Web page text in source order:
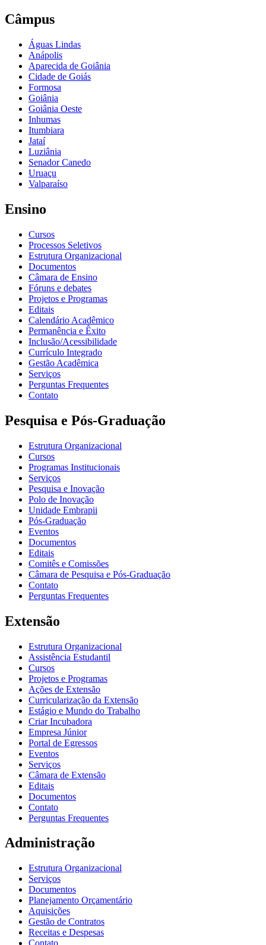
Câmpus
Águas Lindas
Anápolis
Aparecida de Goiânia
Cidade de Goiás
Formosa
Goiânia
Goiânia Oeste
Inhumas
Itumbiara
Jataí
Luziânia
Senador Canedo
Uruaçu
Valparaíso
Ensino
Cursos
Processos Seletivos
Estrutura Organizacional
Documentos
Câmara de Ensino
Fóruns e debates
Projetos e Programas
Editais
Calendário Acadêmico
Permanência e Êxito
Inclusão/Acessibilidade
Currículo Integrado
Gestão Acadêmica
Serviços
Perguntas Frequentes
Contato
Pesquisa e Pós-Graduação
Estrutura Organizacional
Cursos
Programas Institucionais
Serviços
Pesquisa e Inovação
Polo de Inovação
Unidade Embrapii
Pós-Graduação
Eventos
Documentos
Editais
Comitês e Comissões
Câmara de Pesquisa e Pós-Graduação
Contato
Perguntas Frequentes
Extensão
Estrutura Organizacional
Assistência Estudantil
Cursos
Projetos e Programas
Ações de Extensão
Curricularização da Extensão
Estágio e Mundo do Trabalho
Criar Incubadora
Empresa Júnior
Portal de Egressos
Eventos
Serviços
Câmara de Extensão
Editais
Documentos
Contato
Perguntas Frequentes
Administração
Estrutura Organizacional
Serviços
Documentos
Planejamento Orçamentário
Aquisições
Gestão de Contratos
Receitas e Despesas